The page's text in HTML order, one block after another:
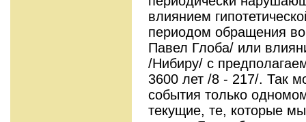
влиянием
периодом обращения
Павел Глоба/ или
/Нибиру/ с
3600 лет /8 - 217/. Так
события только
текущие, те, которые